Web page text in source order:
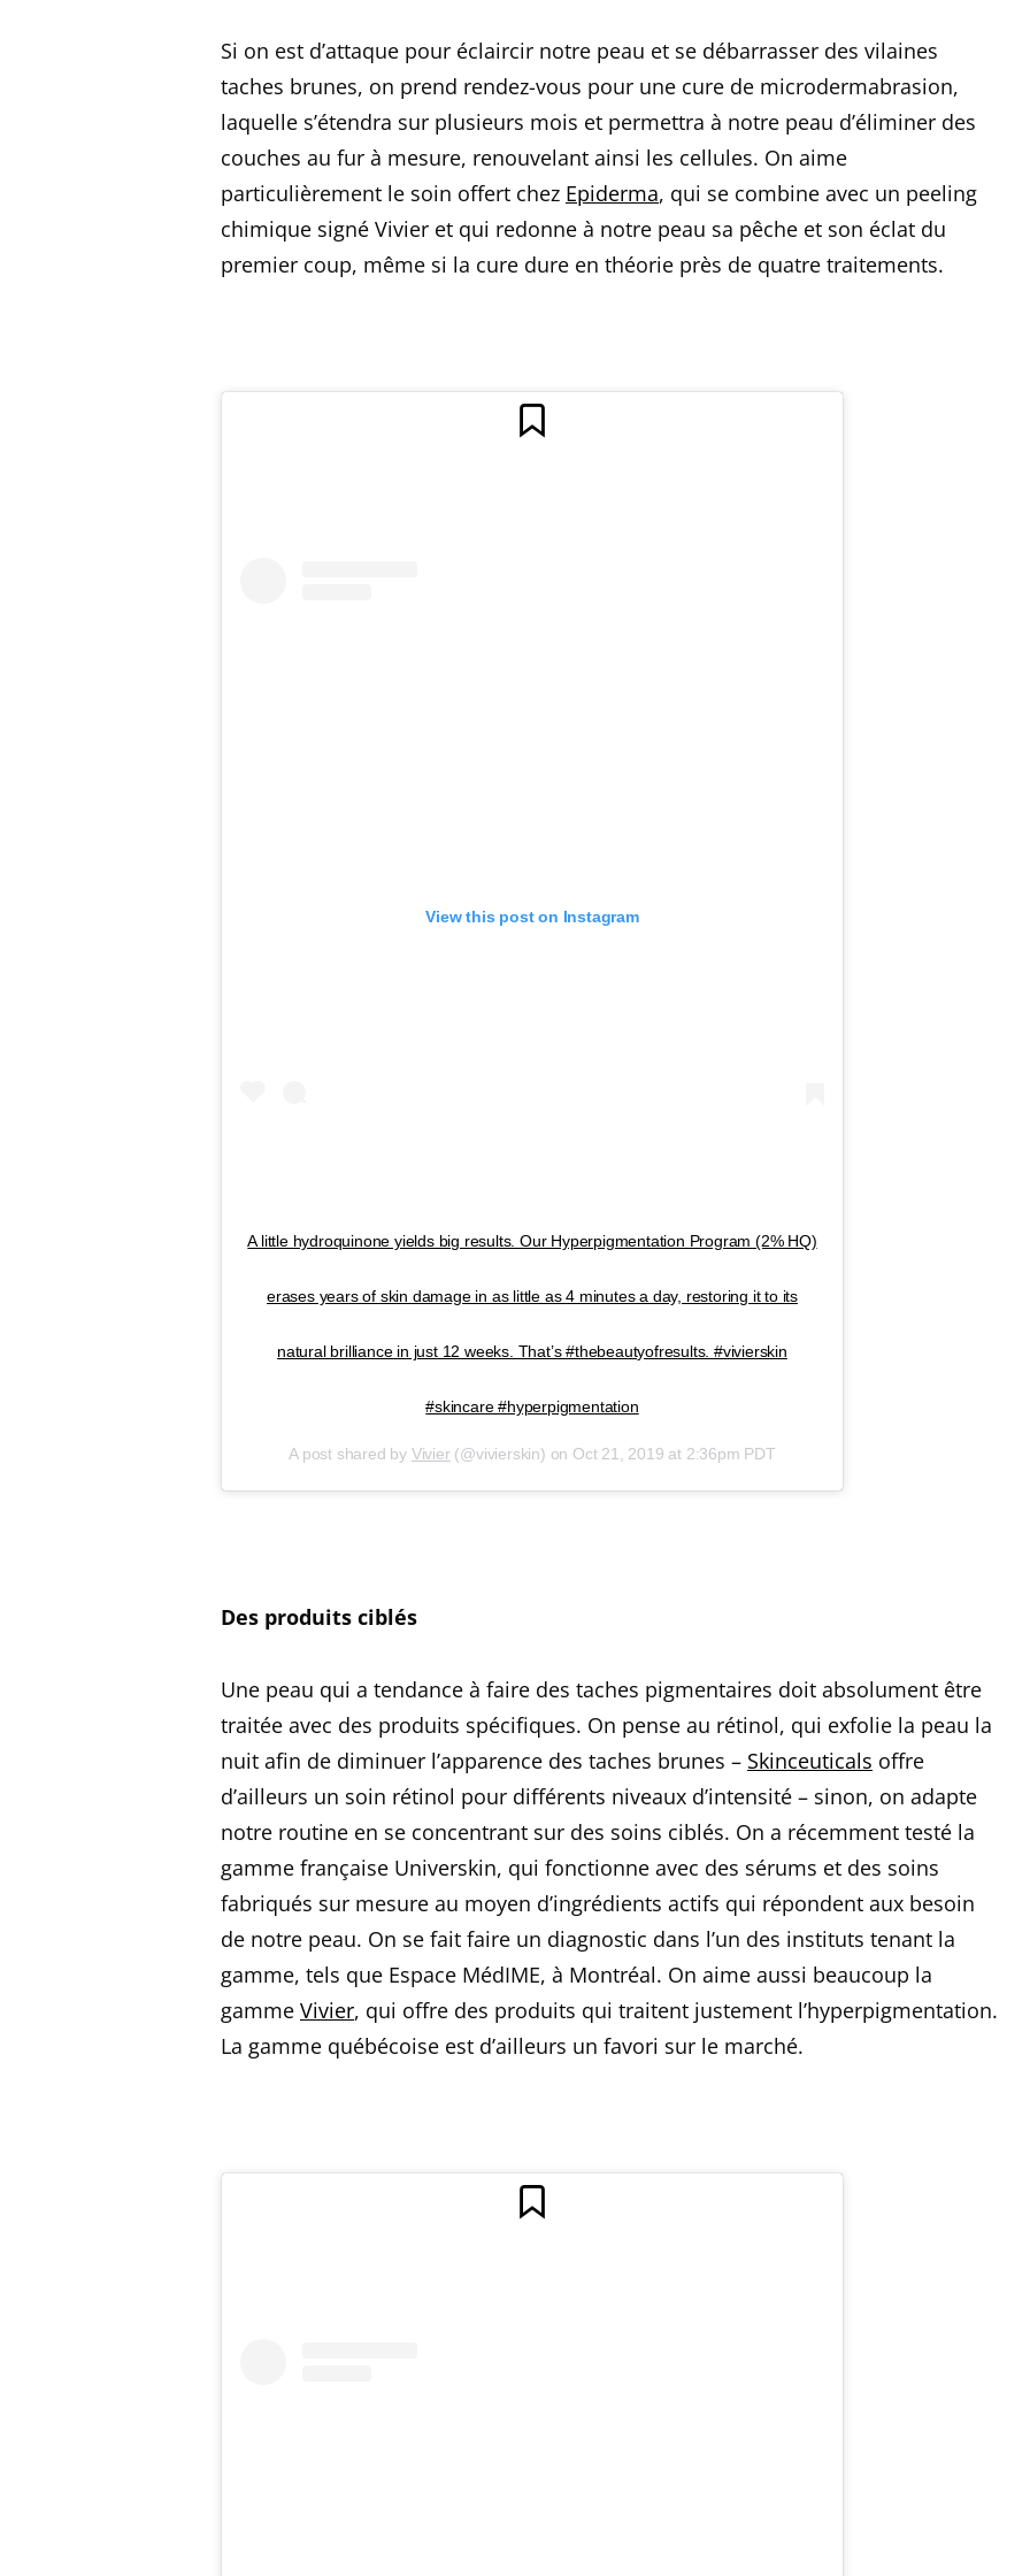
Si on est d’attaque pour éclaircir notre peau et se débarrasser des vilaines
taches brunes, on prend rendez-vous pour une cure de microdermabrasion,
laquelle s’étendra sur plusieurs mois et permettra à notre peau d’éliminer des
couches au fur à mesure, renouvelant ainsi les cellules. On aime
particulièrement le soin offert chez Epiderma, qui se combine avec un peeling
chimique signé Vivier et qui redonne à notre peau sa pêche et son éclat du
premier coup, même si la cure dure en théorie près de quatre traitements.
View this post on Instagram
A little hydroquinone yields big results. Our Hyperpigmentation Program (2% HQ)
erases years of skin damage in as little as 4 minutes a day, restoring it to its
natural brilliance in just 12 weeks. That’s #thebeautyofresults. #vivierskin
#skincare #hyperpigmentation
A post shared by Vivier (@vivierskin) on Oct 21, 2019 at 2:36pm PDT
Des produits ciblés
Une peau qui a tendance à faire des taches pigmentaires doit absolument être
traitée avec des produits spécifiques. On pense au rétinol, qui exfolie la peau la
nuit afin de diminuer l’apparence des taches brunes – Skinceuticals offre
d’ailleurs un soin rétinol pour différents niveaux d’intensité – sinon, on adapte
notre routine en se concentrant sur des soins ciblés. On a récemment testé la
gamme française Universkin, qui fonctionne avec des sérums et des soins
fabriqués sur mesure au moyen d’ingrédients actifs qui répondent aux besoin
de notre peau. On se fait faire un diagnostic dans l’un des instituts tenant la
gamme, tels que Espace MédIME, à Montréal. On aime aussi beaucoup la
gamme Vivier, qui offre des produits qui traitent justement l’hyperpigmentation.
La gamme québécoise est d’ailleurs un favori sur le marché.